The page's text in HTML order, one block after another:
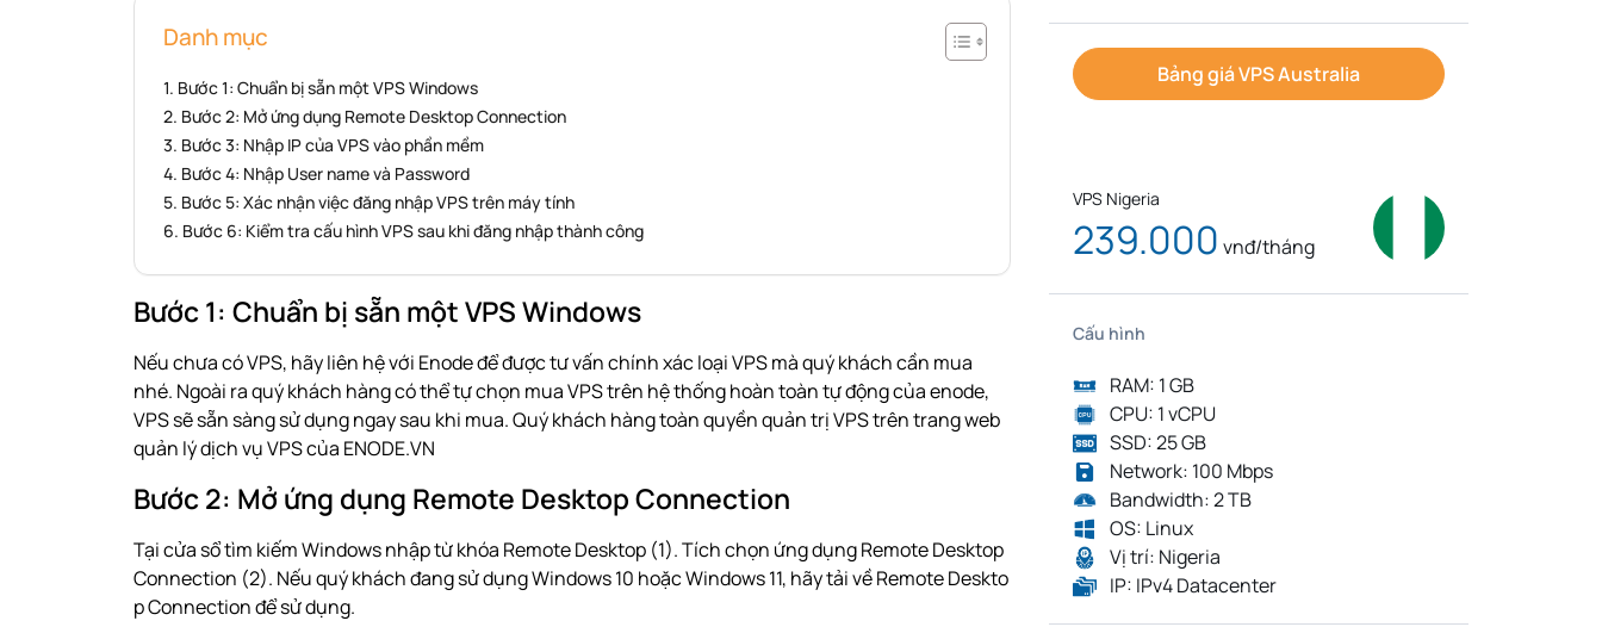
Danh mục
Bước 1: Chuẩn bị sẵn một VPS Windows
Bước 2: Mở ứng dụng Remote Desktop Connection
Bước 3: Nhập IP của VPS vào phần mềm
Bước 4: Nhập User name và Password
Bước 5: Xác nhận việc đăng nhập VPS trên máy tính
Bước 6: Kiểm tra cấu hình VPS sau khi đăng nhập thành công
Bước 1: Chuẩn bị sẵn một VPS Windows
Nếu chưa có VPS, hãyliên hệ với Enodeđể được tư vấn chính xác loại VPS mà quý khách cần mua
nhé. Ngoài ra quý khách hàng có thể tự chọn mua VPStrên hệ thống hoàn toàn tự động của enode,
VPS sẽ sẵn sàng sử dụng ngay sau khi mua. Quý khách hàng toàn quyền quản trị VPS trên trang web
quản lý dịch vụ VPS của ENODE.VN
Bước 2: Mở ứng dụng Remote Desktop Connection
Tại cửa sổ tìm kiếm Windows nhập từ khóa Remote Desktop (1). Tích chọn ứng dụng Remote Desktop
Connection (2). Nếu quý khách đang sử dụng Windows 10 hoặc Windows 11, hãytải về Remote Deskto
p Connectionđể sử dụng.
Bảng giá VPS Australia
VPS Nigeria
239.000 vnđ/tháng
Cấu hình
RAM: 1 GB
CPU: 1 vCPU
SSD: 25 GB
Network: 100 Mbps
Bandwidth: 2 TB
OS: Linux
Vị trí: Nigeria
IP: IPv4 Datacenter